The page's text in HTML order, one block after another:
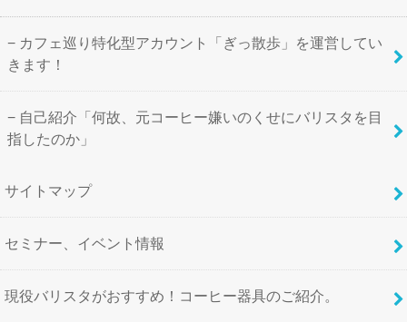
カフェ巡り特化型アカウント「ぎっ散歩」を運営してい
きます！
自己紹介「何故、元コーヒー嫌いのくせにバリスタを目
指したのか」
サイトマップ
セミナー、イベント情報
現役バリスタがおすすめ！コーヒー器具のご紹介。